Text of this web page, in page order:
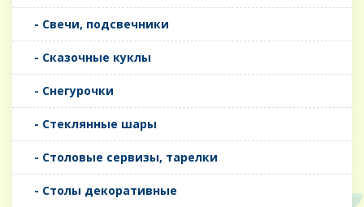
- Свечи, подсвечники
- Сказочные куклы
- Снегурочки
- Стеклянные шары
- Столовые сервизы, тарелки
- Столы декоративные